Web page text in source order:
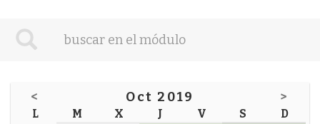
< Oct 2019 >
L M X J V S D